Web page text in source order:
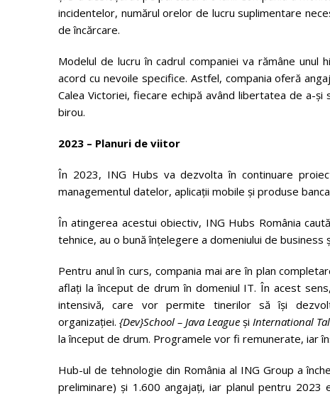
incidentelor, numărul orelor de lucru suplimentare
de încărcare.
Modelul de lucru în cadrul companiei va rămâne
acord cu nevoile specifice. Astfel, compania oferă
Calea Victoriei, fiecare echipă având libertatea de a-
birou.
2023 – Planuri de viitor
În 2023, ING Hubs va dezvolta în continuare
managementul datelor, aplicații mobile și produse
În atingerea acestui obiectiv, ING Hubs România
tehnice, au o bună înțelegere a domeniului de
Pentru anul în curs, compania mai are în plan
aflați la început de drum în domeniul IT. În acest
intensivă, care vor permite tinerilor să își
organizației.{Dev}School – Java League șiInternational
la început de drum. Programele vor fi remunerate, iar
Hub-ul de tehnologie din România al ING Group a
preliminare) și 1.600 angajați, iar planul pentru